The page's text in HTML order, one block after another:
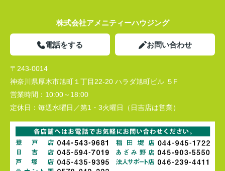
株式会社アメニティーハウジング
電話をする お問い合わせ
〒243-0014
神奈川県厚木市旭町１丁目22-20 ハラダ旭町ビル ５F
営業時間： 10:00～18:00
定休日： 毎週水曜日／第1・3火曜日（日吉店は営業）